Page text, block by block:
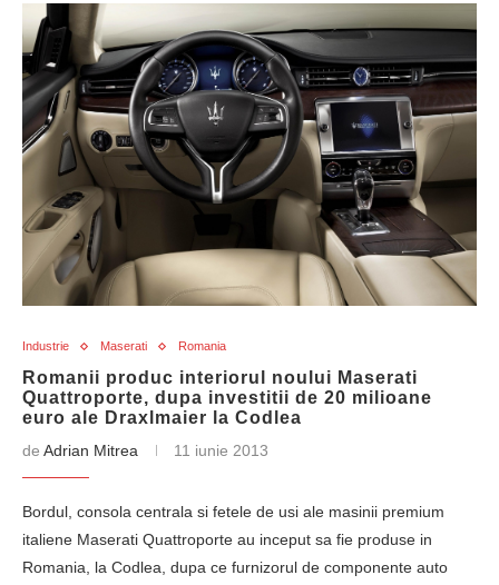
Industrie Maserati Romania
Romanii produc interiorul noului Maserati
Quattroporte, dupa investitii de 20 milioane
euro ale Draxlmaier la Codlea
de Adrian Mitrea 11 iunie 2013
Bordul, consola centrala si fetele de usi ale masinii premium
italiene Maserati Quattroporte au inceput sa fie produse in
Romania, la Codlea, dupa ce furnizorul de componente auto